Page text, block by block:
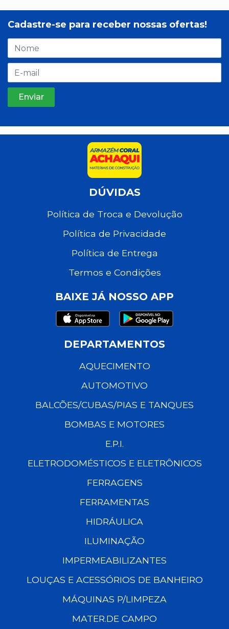
Cadastre-se para receber nossas ofertas!
DÚVIDAS
Política de Troca e Devolução
Política de Privacidade
Política de Entrega
Termos e Condições
BAIXE JÁ NOSSO APP
DEPARTAMENTOS
AQUECIMENTO
AUTOMOTIVO
BALCÕES/CUBAS/PIAS E TANQUES
BOMBAS E MOTORES
E.P.I.
ELETRODOMÉSTICOS E ELETRÔNICOS
FERRAGENS
FERRAMENTAS
HIDRÁULICA
ILUMINAÇÃO
IMPERMEABILIZANTES
LOUÇAS E ACESSÓRIOS DE BANHEIRO
MÁQUINAS P/LIMPEZA
MATER.DE CAMPO